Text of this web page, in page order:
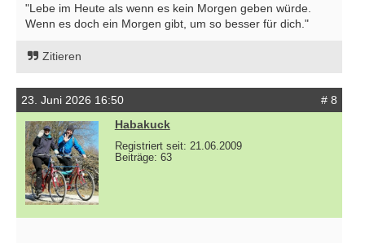
"Lebe im Heute als wenn es kein Morgen geben würde.
Wenn es doch ein Morgen gibt, um so besser für dich."
Zitieren
23. Juni 2026 16:50
# 8
Habakuck
Registriert seit: 21.06.2009
Beiträge: 63